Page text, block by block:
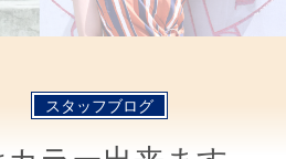
スタッフブログ